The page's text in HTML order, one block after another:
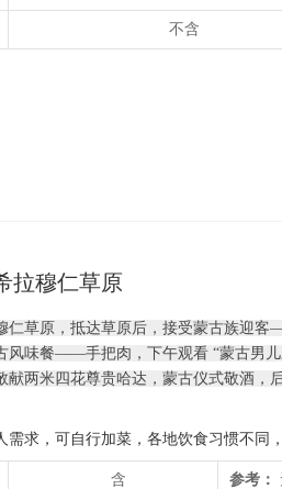
不含
拉穆仁草原
仁草原，抵达草原后，接受蒙古族迎
风味餐——手把肉，下午观看 “蒙古男
献两米四花尊贵哈达，蒙古仪式敬酒，
需求，可自行加菜，各地饮食习惯不同
含 参考：